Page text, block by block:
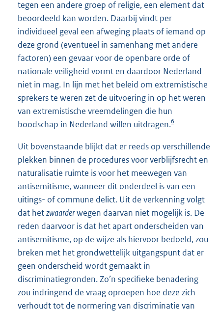
tegen een andere groep of religie, een element dat
beoordeeld kan worden. Daarbij vindt per
individueel geval een afweging plaats of iemand op
deze grond (eventueel in samenhang met andere
factoren) een gevaar voor de openbare orde of
nationale veiligheid vormt en daardoor Nederland
niet in mag. In lijn met het beleid om extremistische
sprekers te weren zet de uitvoering in op het weren
van extremistische vreemdelingen die hun
boodschap in Nederland willen uitdragen.6
Uit bovenstaande blijkt dat er reeds op verschillende
plekken binnen de procedures voor verblijfsrecht en
naturalisatie ruimte is voor het meewegen van
antisemitisme, wanneer dit onderdeel is van een
uitings- of commune delict. Uit de verkenning volgt
dat hetzwaarderwegen daarvan niet mogelijk is. De
reden daarvoor is dat het apart onderscheiden van
antisemitisme, op de wijze als hiervoor bedoeld, zou
breken met het grondwettelijk uitgangspunt dat er
geen onderscheid wordt gemaakt in
discriminatiegronden. Zo’n specifieke benadering
zou indringend de vraag oproepen hoe deze zich
verhoudt tot de normering van discriminatie van